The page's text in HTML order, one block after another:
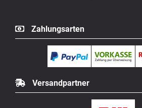
Zahlungsarten
Versandpartner